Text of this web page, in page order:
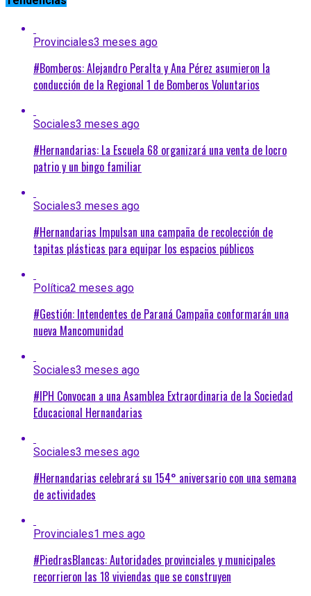
Provinciales3 meses ago
#Bomberos: Alejandro Peralta y Ana Pérez asumieron la
conducción de la Regional 1 de Bomberos Voluntarios
Sociales3 meses ago
#Hernandarias: La Escuela 68 organizará una venta de locro
patrio y un bingo familiar
Sociales3 meses ago
#Hernandarias Impulsan una campaña de recolección de
tapitas plásticas para equipar los espacios públicos
Política2 meses ago
#Gestión: Intendentes de Paraná Campaña conformarán una
nueva Mancomunidad
Sociales3 meses ago
#IPH Convocan a una Asamblea Extraordinaria de la Sociedad
Educacional Hernandarias
Sociales3 meses ago
#Hernandarias celebrará su 154° aniversario con una semana
de actividades
Provinciales1 mes ago
#PiedrasBlancas: Autoridades provinciales y municipales
recorrieron las 18 viviendas que se construyen